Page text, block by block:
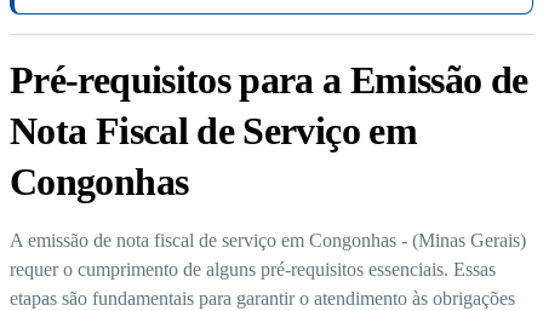
Pré-requisitos para a Emissão de
Nota Fiscal de Serviço em
Congonhas
A emissão de nota fiscal de serviço em Congonhas - (Minas Gerais)
requer o cumprimento de alguns pré-requisitos essenciais. Essas
etapas são fundamentais para garantir o atendimento às obrigações